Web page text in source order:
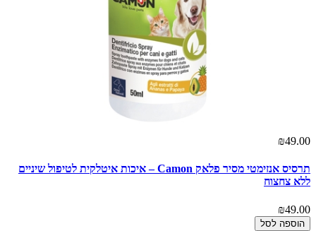
₪49.00
תרסיס אנזימטי מסיר פלאק Camon – איכות איטלקית לטיפול שיניים
ללא צחצוח
₪49.00
הוספה לסל